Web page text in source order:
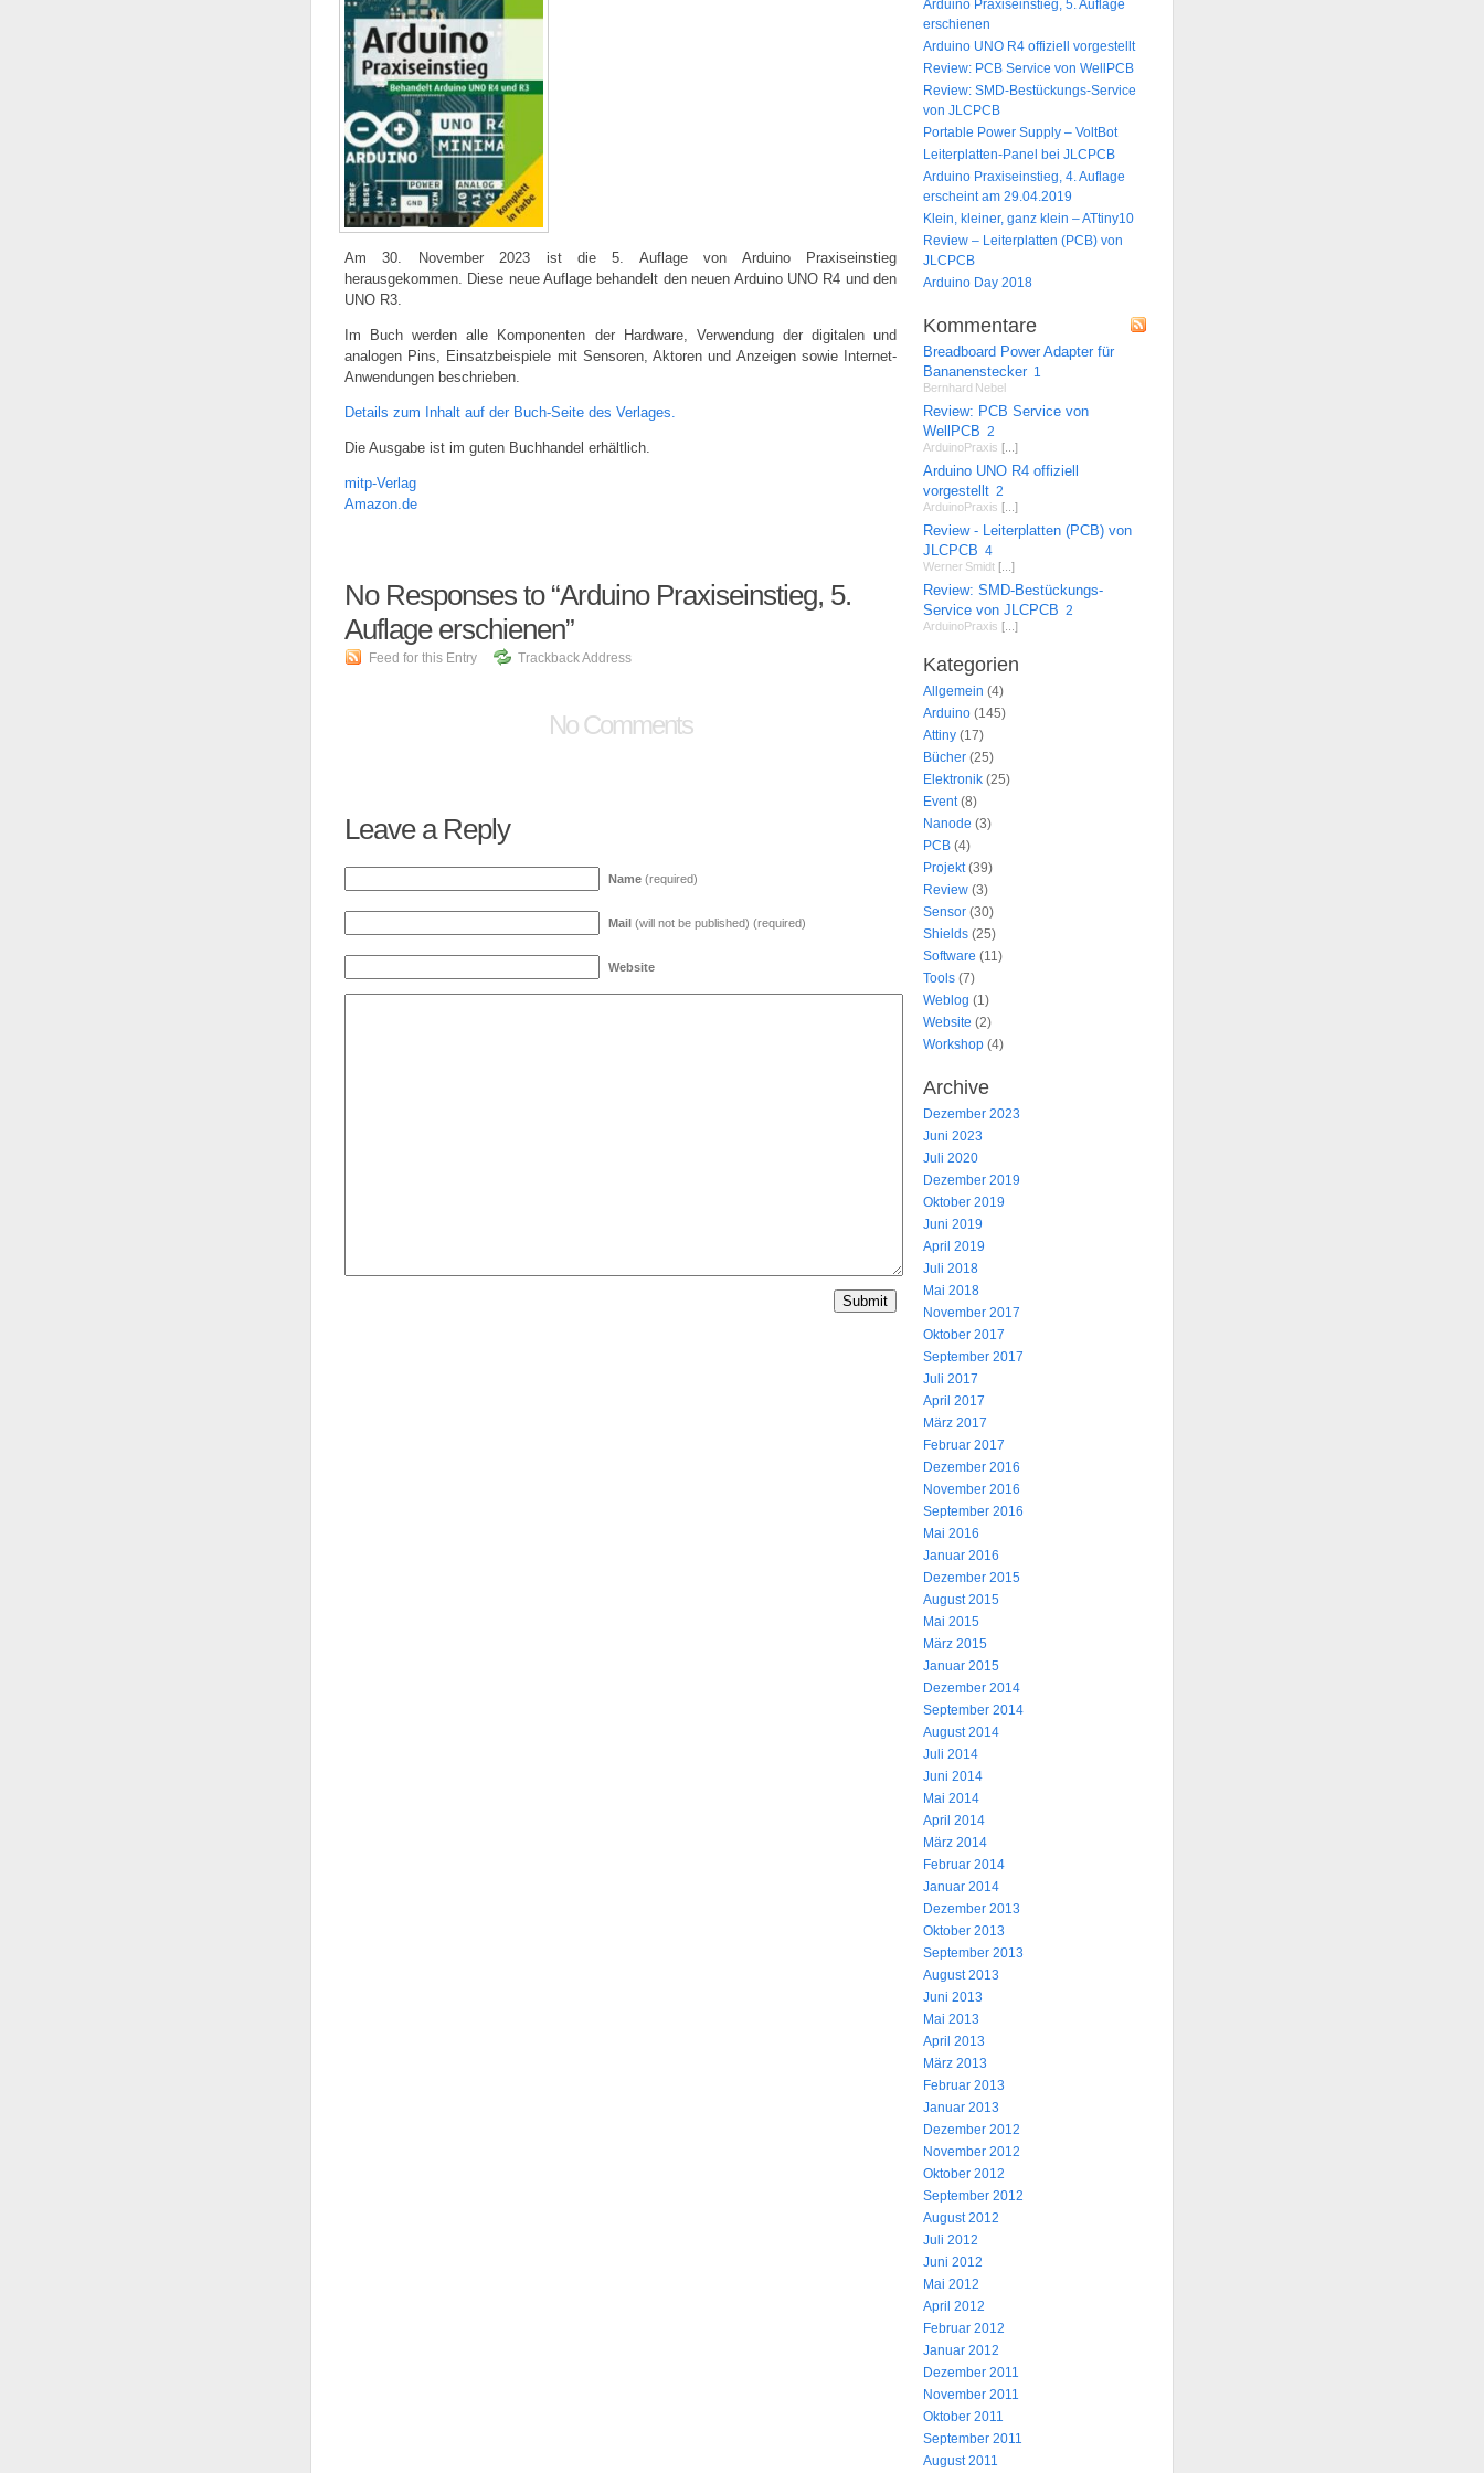
Am 30. November 2023 ist die 5. Auflage von Arduino Praxiseinstieg
herausgekommen. Diese neue Auflage behandelt den neuen Arduino UNO R4 und den
UNO R3.
Im Buch werden alle Komponenten der Hardware, Verwendung der digitalen und
analogen Pins, Einsatzbeispiele mit Sensoren, Aktoren und Anzeigen sowie Internet-
Anwendungen beschrieben.
Details zum Inhalt auf der Buch-Seite des Verlages.
Die Ausgabe ist im guten Buchhandel erhältlich.
mitp-Verlag
Amazon.de
No Responses to “Arduino Praxiseinstieg, 5.
Auflage erschienen”
Feed for this Entry Trackback Address
No Comments
Leave a Reply
Name (required)
Mail (will not be published) (required)
Website
Arduino Praxiseinstieg, 5. Auflage
erschienen
Arduino UNO R4 offiziell vorgestellt
Review: PCB Service von WellPCB
Review: SMD-Bestückungs-Service
von JLCPCB
Portable Power Supply – VoltBot
Leiterplatten-Panel bei JLCPCB
Arduino Praxiseinstieg, 4. Auflage
erscheint am 29.04.2019
Klein, kleiner, ganz klein – ATtiny10
Review – Leiterplatten (PCB) von
JLCPCB
Arduino Day 2018
Kommentare
Breadboard Power Adapter für
Bananenstecker 1
Bernhard Nebel
Review: PCB Service von
WellPCB 2
ArduinoPraxis [...]
Arduino UNO R4 offiziell
vorgestellt 2
ArduinoPraxis [...]
Review - Leiterplatten (PCB) von
JLCPCB 4
Werner Smidt [...]
Review: SMD-Bestückungs-
Service von JLCPCB 2
ArduinoPraxis [...]
Kategorien
Allgemein (4)
Arduino(145)
Attiny(17)
Bücher(25)
Elektronik(25)
Event(8)
Nanode (3)
PCB(4)
Projekt(39)
Review(3)
Sensor(30)
Shields(25)
Software (11)
Tools(7)
Weblog (1)
Website (2)
Workshop(4)
Archive
Dezember 2023
Juni 2023
Juli 2020
Dezember 2019
Oktober 2019
Juni 2019
April 2019
Juli 2018
Mai 2018
November 2017
Oktober 2017
September 2017
Juli 2017
April 2017
März 2017
Februar 2017
Dezember 2016
November 2016
September 2016
Mai 2016
Januar 2016
Dezember 2015
August 2015
Mai 2015
März 2015
Januar 2015
Dezember 2014
September 2014
August 2014
Juli 2014
Juni 2014
Mai 2014
April 2014
März 2014
Februar 2014
Januar 2014
Dezember 2013
Oktober 2013
September 2013
August 2013
Juni 2013
Mai 2013
April 2013
März 2013
Februar 2013
Januar 2013
Dezember 2012
November 2012
Oktober 2012
September 2012
August 2012
Juli 2012
Juni 2012
Mai 2012
April 2012
Februar 2012
Januar 2012
Dezember 2011
November 2011
Oktober 2011
September 2011
August 2011